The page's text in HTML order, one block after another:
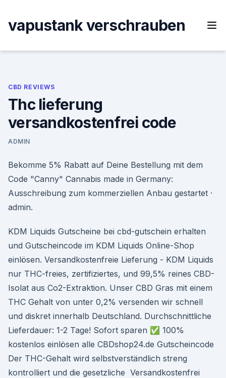
content
vapustank verschrauben
CBD REVIEWS
Thc lieferung
versandkostenfrei code
ADMIN
Bekomme 5% Rabatt auf Deine Bestellung mit dem
Code "Canny" Cannabis made in Germany:
Ausschreibung zum kommerziellen Anbau gestartet ·
admin.
KDM Liquids Gutscheine bei cbd-gutschein erhalten
und Gutscheincode im KDM Liquids Online-Shop
einlösen. Versandkostenfreie Lieferung - KDM Liquids
nur THC-freies, zertifiziertes, und 99,5% reines CBD-
Isolat aus Co2-Extraktion. Unser CBD Gras mit einem
THC Gehalt von unter 0,2% versenden wir schnell
und diskret innerhalb Deutschland. Durchschnittliche
Lieferdauer: 1-2 Tage! Sofort sparen ✅ 100%
kostenlos einlösen alle CBDshop24.de Gutscheincode
Der THC-Gehalt wird selbstverständlich streng
kontrolliert und die gesetzliche Versandkostenfrei